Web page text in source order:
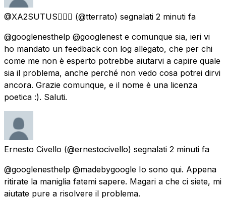
@XA2SUTUS🧚🏼‍♀️ (@tterrato) segnalati 2 minuti fa
@googlenesthelp @googlenest e comunque sia, ieri vi
ho mandato un feedback con log allegato, che per chi
come me non è esperto potrebbe aiutarvi a capire quale
sia il problema, anche perché non vedo cosa potrei dirvi
ancora. Grazie comunque, e il nome è una licenza
poetica :). Saluti.
Ernesto Civello (@ernestocivello) segnalati 2 minuti fa
@googlenesthelp @madebygoogle Io sono qui. Appena
ritirate la maniglia fatemi sapere. Magari a che ci siete, mi
aiutate pure a risolvere il problema.